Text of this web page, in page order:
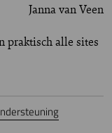
Janna van Veen
praktisch alle sites